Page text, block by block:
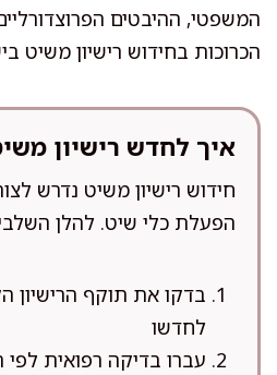
המשפטי, ההיבטים
הכרוכות בחידוש רישיון משיט
איך לחדש רישיון
חידוש רישיון משיט נדרש
הפעלת כלי שיט. להלן
בדקו את תוקף הרישיון
לחדשו
עברו בדיקה רפואית